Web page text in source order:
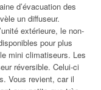
d’évacuation des
un diffuseur.
’unité extérieure, le non-
pour plus
mini climatiseurs. Les
réversible. Celui-ci
Vous revient, car il